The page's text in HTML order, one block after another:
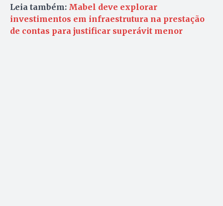
Leia também: Mabel deve explorar
investimentos em infraestrutura na prestação
de contas para justificar superávit menor